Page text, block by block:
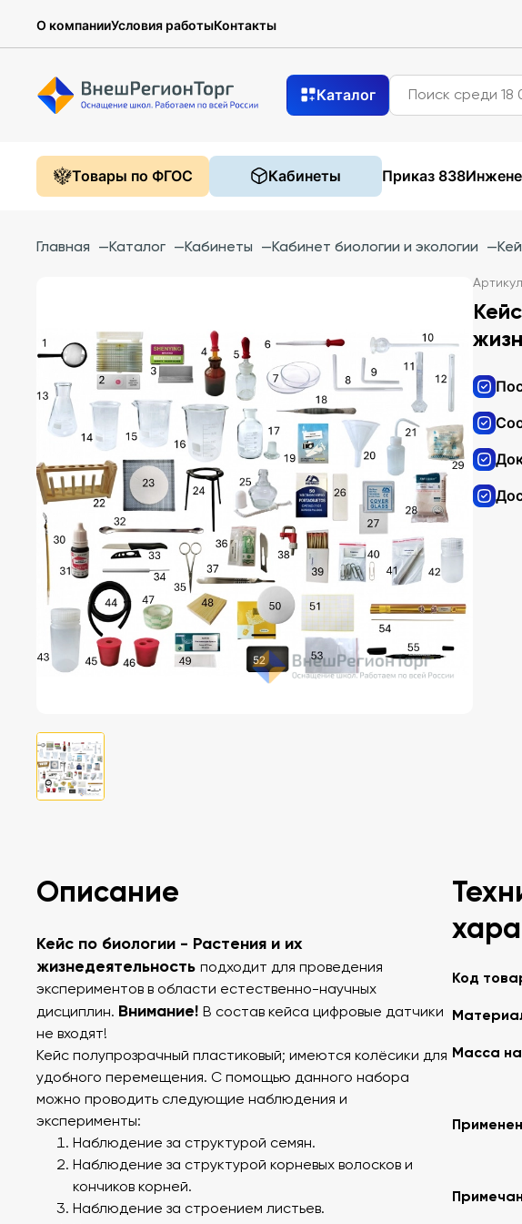
О компанииУсловия работыКонтакты
Каталог
Товары по ФГОС Кабинеты Приказ 838
Главная —Каталог —Кабинеты —Кабинет биологии и экологии —
Описание
Кейс по биологии - Растения и их
жизнедеятельность подходит для проведения
экспериментов в области естественно-научных
дисциплин. Внимание! В состав кейса цифровые датчики
не входят!
Кейс полупрозрачный пластиковый; имеются колёсики для
удобного перемещения. С помощью данного набора
можно проводить следующие наблюдения и
эксперименты:
Наблюдение за структурой семян.
Наблюдение за структурой корневых волосков и
кончиков корней.
Наблюдение за строением листьев.
Код
Масса